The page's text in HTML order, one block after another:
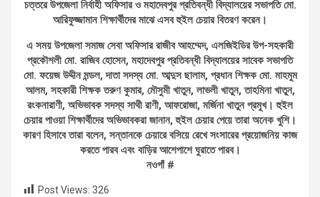
চত্তরে উপজেলা নির্বাহী অফিসার ও মহাদেবপুর প্রতিবন্ধী বিদ্যালয়ের সভাপতি মো.
আরিফুজ্জামান শিক্ষার্থীদের মাঝে এসব হুইল চেয়ার বিতরণ করেন।
এ সময় উপজেলা সমাজ সেবা অফিসার রাজীব আহম্মেদ, এলজিইডির উপ-সহকারী
প্রকৌশলী মো. রাজিব হোসেন, মহাদেবপুর প্রতিবন্ধী বিদ্যালয়ের সাবেক সভাপতি
মো. ফয়েজ উদ্দীন মন্ডল, দাতা সদস্য মো. আব্দুস ছালাম, প্রধান শিক্ষক মো. মাহমুম
আলম, সহকারী শিক্ষক তরুণ কুমার, মৌসুমী খাতুন, লাভলী খাতুন, তাহমিনা খাতুন,
রংকনারাণী, অভিভাবক সদস্য সাথী রাণী, আফরোজা, মর্জিনা খাতুন প্রমুখ। হুইল
চেয়ার পাওয়া শিক্ষার্থীদের অভিভাবকরা জানান, হুইল চেয়ার পেয়ে তারা অনেক খুশি।
কারণ হিসাবে তারা বলেন, সন্তানকে চেয়ারে বসিয়ে রেখে সংসারের প্রয়োজনিয় কাজ
করতে পারব এবং বাড়ির আশেপাশে ঘুরাতে পারব।
নওগাঁ #
Post Views: 326